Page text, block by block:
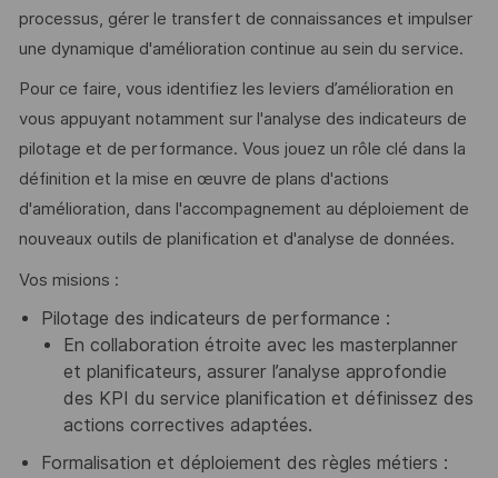
processus, gérer le transfert de connaissances et impulser
une dynamique d'amélioration continue au sein du service.
Pour ce faire, vous identifiez les leviers d’amélioration en
vous appuyant notamment sur l'analyse des indicateurs de
pilotage et de performance. Vous jouez un rôle clé dans la
définition et la mise en œuvre de plans d'actions
d'amélioration, dans l'accompagnement au déploiement de
nouveaux outils de planification et d'analyse de données.
Vos misions :
Pilotage des indicateurs de performance :
En collaboration étroite avec les masterplanner
et planificateurs, assurer l’analyse approfondie
des KPI du service planification et définissez des
actions correctives adaptées.
Formalisation et déploiement des règles métiers :